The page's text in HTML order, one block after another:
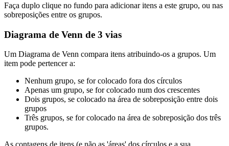
Faça duplo clique no fundo para adicionar itens a este grupo, ou nas
sobreposições entre os grupos.
Diagrama de Venn de 3 vias
Um Diagrama de Venn compara itens atribuindo-os a grupos. Um
item pode pertencer a:
Nenhum grupo, se for colocado fora dos círculos
Apenas um grupo, se for colocado num dos crescentes
Dois grupos, se colocado na área de sobreposição entre dois
grupos
Três grupos, se for colocado na área de sobreposição dos três
grupos.